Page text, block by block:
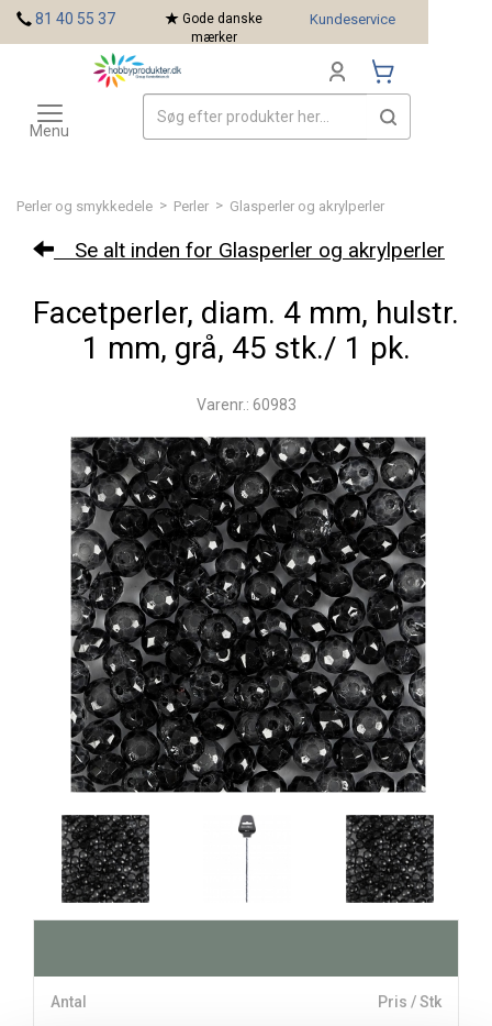
Perler og smykkedele > Perler > Glasperler og akrylperler
Se alt inden for Glasperler og akrylperler
Facetperler, diam. 4 mm, hulstr.
1 mm, grå, 45 stk./ 1 pk.
Varenr.: 60983
Antal Pris / Stk
81 40 55 37
Gode danske
mærker
Kundeservice
Toggle
navigation
Menu
Mærker